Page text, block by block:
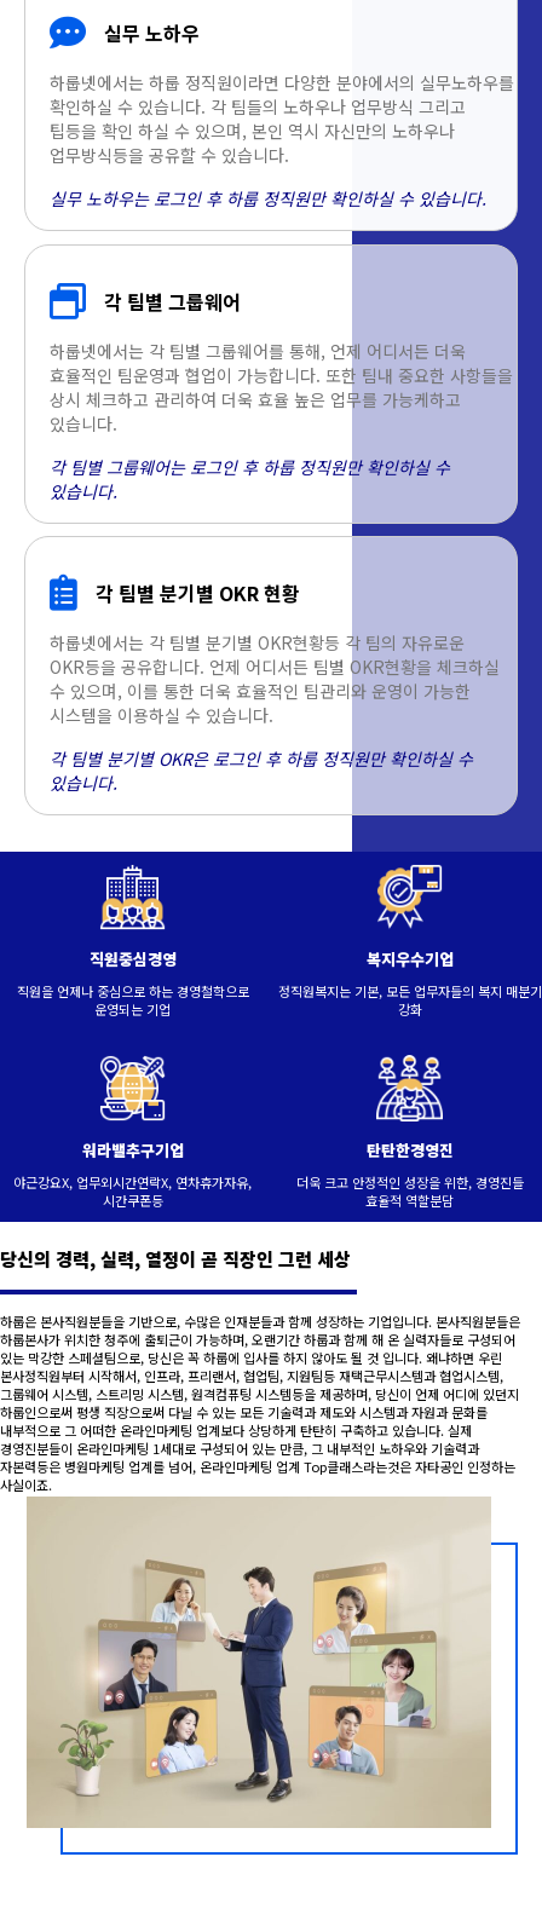
실무 노하우
하룹넷에서는 하룹 정직원이라면 다양한 분야에서의 실무노하우를
확인하실 수 있습니다. 각 팀들의 노하우나 업무방식 그리고
팁등을 확인 하실 수 있으며, 본인 역시 자신만의 노하우나
업무방식등을 공유할 수 있습니다.
실무 노하우는 로그인 후 하룹 정직원만 확인하실 수 있습니다.
각 팀별 그룹웨어
하룹넷에서는 각 팀별 그룹웨어를 통해, 언제 어디서든 더욱
효율적인 팀운영과 협업이 가능합니다. 또한 팀내 중요한 사항들을
상시 체크하고 관리하여 더욱 효율 높은 업무를 가능케하고
있습니다.
각 팀별 그룹웨어는 로그인 후 하룹 정직원만 확인하실 수
있습니다.
각 팀별 분기별 OKR 현황
하룹넷에서는 각 팀별 분기별 OKR현황등 각 팀의 자유로운
OKR등을 공유합니다. 언제 어디서든 팀별 OKR현황을 체크하실
수 있으며, 이를 통한 더욱 효율적인 팀관리와 운영이 가능한
시스템을 이용하실 수 있습니다.
각 팀별 분기별 OKR은 로그인 후 하룹 정직원만 확인하실 수
있습니다.
직원중심경영
직원을 언제나 중심으로 하는 경영철학으로
운영되는 기업
복지우수기업
정직원복지는 기본, 모든 업무자들의 복지 매분기
강화
워라밸추구기업
야근강요X, 업무외시간연락X, 연차휴가자유,
시간쿠폰등
탄탄한경영진
더욱 크고 안정적인 성장을 위한, 경영진들
효율적 역할분담
당신의 경력, 실력, 열정이 곧 직장인 그런 세상
하룹은 본사직원분들을 기반으로, 수많은 인재분들과 함께 성장하는 기업입니다. 본사직원분들은
하룹본사가 위치한 청주에 출퇴근이 가능하며, 오랜기간 하룹과 함께 해 온 실력자들로 구성되어
있는 막강한 스페셜팀으로, 당신은 꼭 하룹에 입사를 하지 않아도 될 것 입니다. 왜냐하면 우린
본사정직원부터 시작해서, 인프라, 프리랜서, 협업팀, 지원팀등 재택근무시스템과 협업시스템,
그룹웨어 시스템, 스트리밍 시스템, 원격컴퓨팅 시스템등을 제공하며, 당신이 언제 어디에 있던지
하룹인으로써 평생 직장으로써 다닐 수 있는 모든 기술력과 제도와 시스템과 자원과 문화를
내부적으로 그 어떠한 온라인마케팅 업계보다 상당하게 탄탄히 구축하고 있습니다. 실제
경영진분들이 온라인마케팅 1세대로 구성되어 있는 만큼, 그 내부적인 노하우와 기술력과
자본력등은 병원마케팅 업계를 넘어, 온라인마케팅 업계 Top클래스라는것은 자타공인 인정하는
사실이죠.